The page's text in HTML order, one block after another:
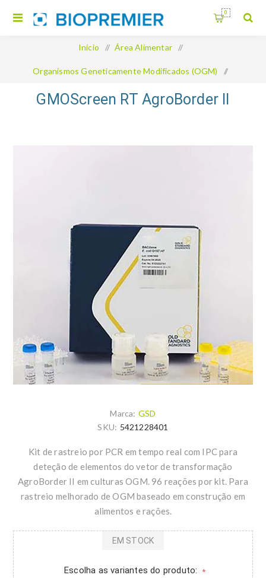
0
Início / Área Alimentar /
Organismos Geneticamente Modificados (OGM) /
GMOScreen RT AgroBorder II
GMOScreen RT AgroBorder II
Marca: GSD
SKU: 5421228401
Kit de rastreio por PCR em tempo real com IPC para
deteção de elementos do vetor de transformação
AgroBorder II em culturas OGM. 96 reações por kit. Para
rastreio melhorado de OGM baseado em construção em
alimentos e rações.
Escolha as variantes do produto: *
EM STOCK